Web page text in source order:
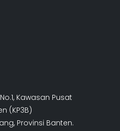
Kawasan Pusat
(KP3B)
Provinsi Banten.